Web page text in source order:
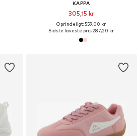
KAPPA
305,15 kr
Oprindeligt: 559,00 kr
Sidste laveste pris:287,20 kr